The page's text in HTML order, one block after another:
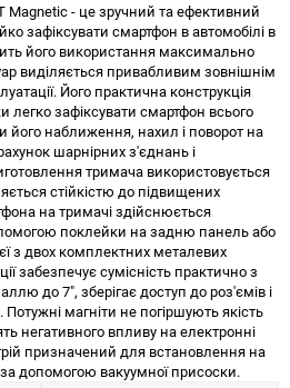
Magnetic - це зручний та ефективний
зафіксувати смартфон в автомобілі в
його використання максимально
виділяється привабливим зовнішнім
Його практична конструкція
легко зафіксувати смартфон всього
його наближення, нахил і поворот на
шарнірних з'єднань і
тримача використовується
стійкістю до підвищених
на тримачі здійснюється
поклейки на задню панель або
з двох комплектних металевих
забезпечує сумісність практично з
до 7", зберігає доступ до роз'ємів і
магніти не погіршують якість
негативного впливу на електронні
призначений для встановлення на
за допомогою вакуумної присоски.